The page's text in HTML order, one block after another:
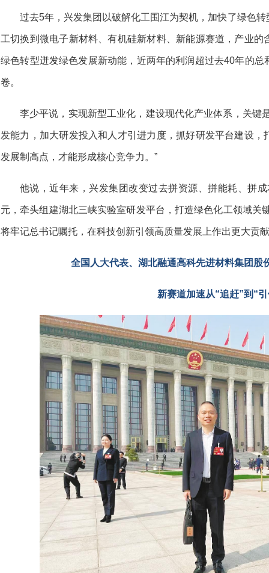
过去5年，兴发集团以破解化工围江为契机，加快了绿色
工切换到微电子新材料、有机硅新材料、新能源赛道，产业
绿色转型迸发绿色发展新动能，近两年的利润超过去40年的
卷。
李少平说，实现新型工业化，建设现代化产业体系，关键
发能力，加大研发投入和人才引进力度，抓好研发平台建设
发展制高点，才能形成核心竞争力。”
他说，近年来，兴发集团改变过去拼资源、拼能耗、拼
元，牵头组建湖北三峡实验室研发平台，打造绿色化工领域关
将牢记总书记嘱托，在科技创新引领高质量发展上作出更大贡
全国人大代表、湖北融通高科先进材料集团
新赛道加速从“追赶”到“